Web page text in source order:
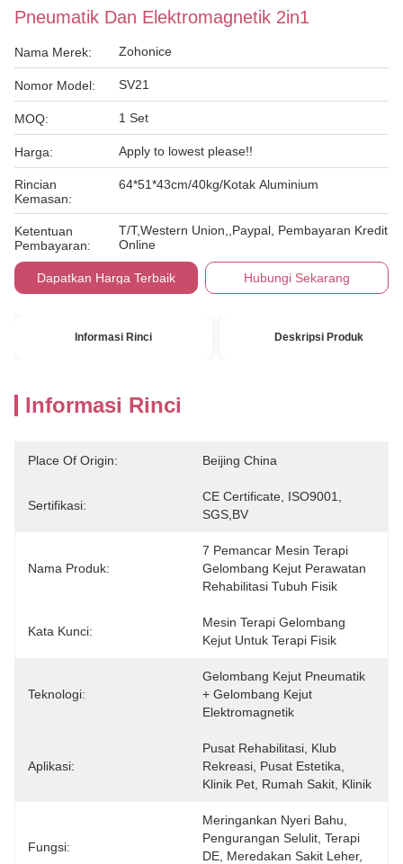
Pneumatik Dan Elektromagnetik 2in1
Nama Merek: Zohonice
Nomor Model: SV21
MOQ: 1 Set
Harga: Apply to lowest please!!
Rincian
Kemasan:
64*51*43cm/40kg/Kotak Aluminium
Ketentuan
Pembayaran:
T/T,Western Union,,Paypal, Pembayaran Kredit
Online
Dapatkan Harga Terbaik Hubungi Sekarang
Informasi Rinci Deskripsi Produk
Informasi Rinci
Place Of Origin: Beijing China
Sertifikasi:
CE Certificate, ISO9001,
SGS,BV
Nama Produk:
7 Pemancar Mesin Terapi
Gelombang Kejut Perawatan
Rehabilitasi Tubuh Fisik
Kata Kunci:
Mesin Terapi Gelombang
Kejut Untuk Terapi Fisik
Teknologi:
Gelombang Kejut Pneumatik
+ Gelombang Kejut
Elektromagnetik
Aplikasi:
Pusat Rehabilitasi, Klub
Rekreasi, Pusat Estetika,
Klinik Pet, Rumah Sakit, Klinik
Fungsi:
Meringankan Nyeri Bahu,
Pengurangan Selulit, Terapi
DE, Meredakan Sakit Leher,